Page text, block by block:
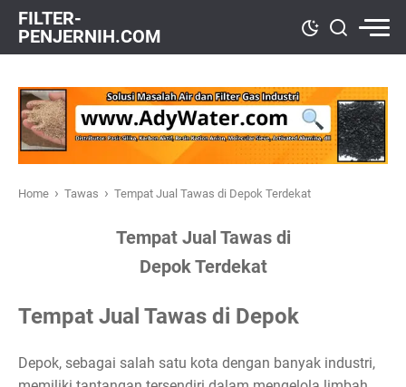
FILTER-
PENJERNIH.COM
Home › Tawas › Tempat Jual Tawas di Depok Terdekat
Tempat Jual Tawas di
Depok Terdekat
Tempat Jual Tawas di Depok
Depok, sebagai salah satu kota dengan banyak industri,